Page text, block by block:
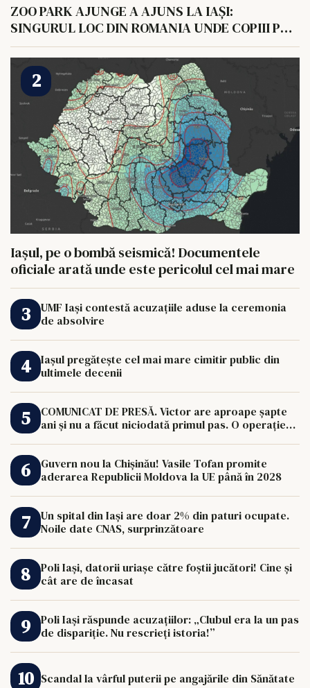
ZOO PARK AJUNGE A AJUNS LA IAȘI:
SINGURUL LOC DIN ROMANIA UNDE COPIII POT
HRANI UN ELEFANT
Iașul, pe o bombă seismică! Documentele
oficiale arată unde este pericolul cel mai mare
UMF Iași contestă acuzațiile aduse la ceremonia
de absolvire
Iașul pregătește cel mai mare cimitir public din
ultimele decenii
COMUNICAT DE PRESĂ. Victor are aproape șapte
ani și nu a făcut niciodată primul pas. O operație
Guvern nou la Chișinău! Vasile Tofan promite
aderarea Republicii Moldova la UE până în 2028
Un spital din Iași are doar 2% din paturi ocupate.
Noile date CNAS, surprinzătoare
Poli Iași, datorii uriașe către foștii jucători! Cine și
cât are de încasat
Poli Iași răspunde acuzațiilor: „Clubul era la un pas
de dispariție. Nu rescrieți istoria!”
Scandal la vârful puterii pe angajările din Sănătate